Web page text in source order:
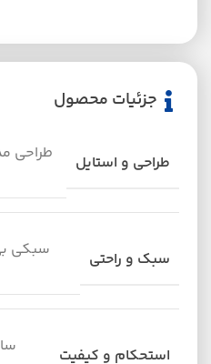
جزئیات محصول
طراحی و استایل
طراحی
سبک و راحتی
سبکی
استحکام و کیفیت